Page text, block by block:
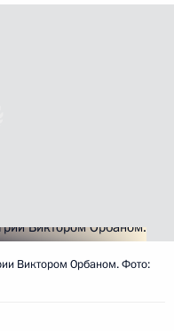
Виктором Орбаном. Фото: